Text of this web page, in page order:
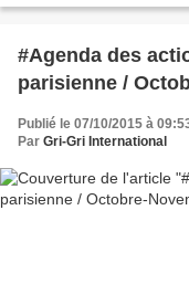
#Agenda des
parisienne /
Publié le 07/10/2015 à
Par Gri-Gri International